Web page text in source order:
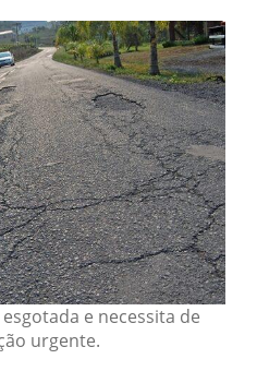
e necessita de
urgente.